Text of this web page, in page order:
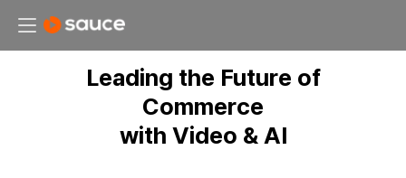
Leading the Future of
Commerce
with Video & AI